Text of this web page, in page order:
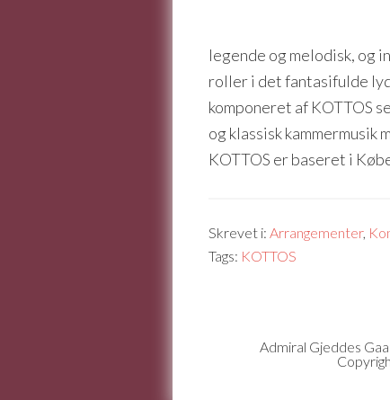
legende og melodisk, og
roller i det fantasifulde
komponeret af KOTTOS
og klassisk
KOTTOS er baseret i
Skrevet i: Arrangementer,
Tags: KOTTOS
Admiral Gjeddes